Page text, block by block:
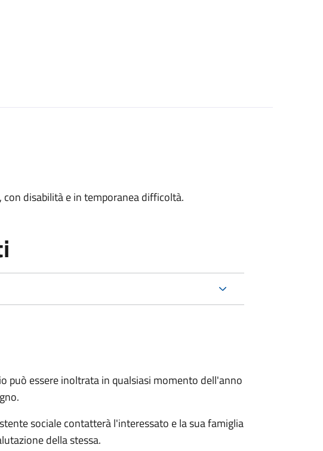
disabilità e in temporanea difficoltà.
può essere inoltrata in qualsiasi momento dell'anno
sociale contatterà l'interessato e la sua famiglia
della stessa.